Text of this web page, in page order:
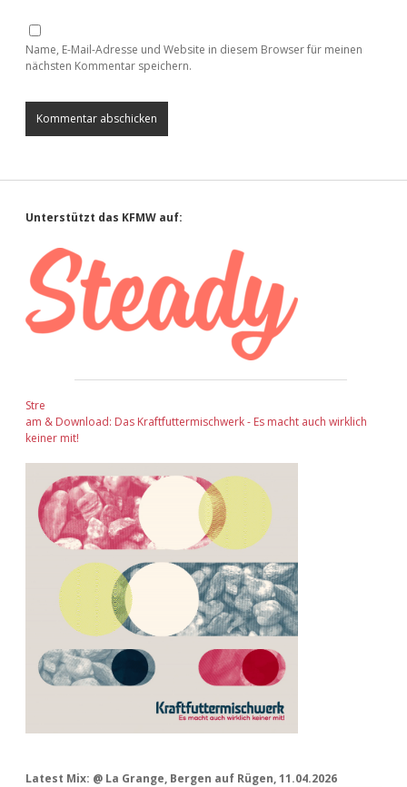
Name, E-Mail-Adresse und Website in diesem Browser für meinen
nächsten Kommentar speichern.
Sidebar
Unterstützt das KFMW auf:
Stre
am & Download: Das Kraftfuttermischwerk - Es macht auch wirklich
keiner mit!
Latest Mix: @ La Grange, Bergen auf Rügen, 11.04.2026